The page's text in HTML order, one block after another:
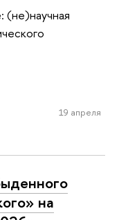
(не)научная
19 апреля
на